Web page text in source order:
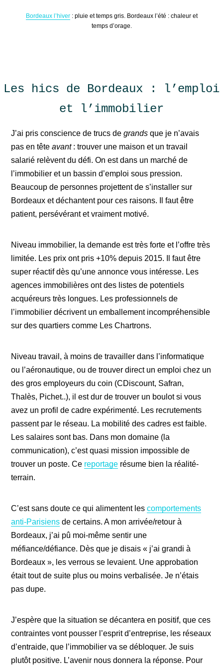
Bordeaux l’hiver: pluie et temps gris. Bordeaux l’été : chaleur et
temps d’orage.
Les hics de Bordeaux : l’emploi
et l’immobilier
J’ai pris conscience de trucs degrands que je n’avais
pas en têteavant: trouver une maison et un travail
salarié relèvent du défi. On est dans un marché de
l’immobilier et un bassin d’emploi sous pression.
Beaucoup de personnes projettent de s’installer sur
Bordeaux et déchantent pour ces raisons. Il faut être
patient, persévérant et vraiment motivé.
Niveau immobilier, la demande est très forte et l’offre très
limitée. Les prix ont pris +10% depuis 2015. Il faut être
super réactif dès qu’une annonce vous intéresse. Les
agences immobilières ont des listes de potentiels
acquéreurs très longues. Les professionnels de
l’immobilier décrivent un emballement incompréhensible
sur des quartiers comme Les Chartrons.
Niveau travail, à moins de travailler dans l’informatique
ou l’aéronautique, ou de trouver direct un emploi chez un
des gros employeurs du coin (CDiscount, Safran,
Thalès, Pichet..), il est dur de trouver un boulot si vous
avez un profil de cadre expérimenté. Les recrutements
passent par le réseau. La mobilité des cadres est faible.
Les salaires sont bas. Dans mon domaine (la
communication), c’est quasi mission impossible de
trouver un poste. Ce reportage résume bien la réalité-
terrain.
C’est sans doute ce qui alimentent lescomportements
anti-Parisiens de certains. A mon arrivée/retour à
Bordeaux, j’ai pû moi-même sentir une
méfiance/défiance. Dès que je disais « j’ai grandi à
Bordeaux », les verrous se levaient. Une approbation
était tout de suite plus ou moins verbalisée. Je n’étais
pas dupe.
J’espère que la situation se décantera en positif, que ces
contraintes vont pousser l’esprit d’entreprise, les réseaux
d’entraide, que l’immobilier va se débloquer. Je suis
plutôt positive. L’avenir nous donnera la réponse. Pour